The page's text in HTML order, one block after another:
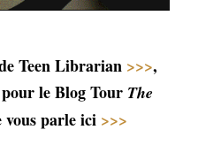
Teen Librarian >>>,
le Blog Tour The
parle ici >>>